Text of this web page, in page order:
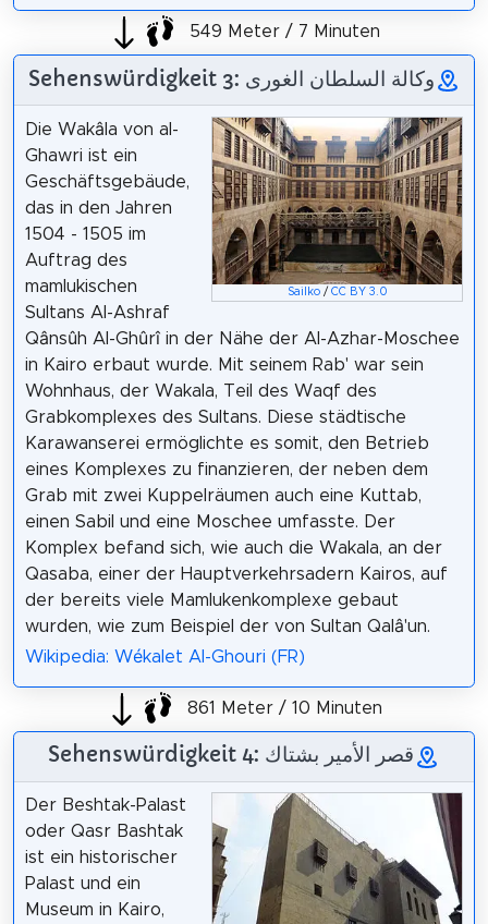
549 Meter / 7 Minuten
Sehenswürdigkeit 3: وكالة السلطان الغورى
Sailko/ CC BY 3.0
Die Wakâla von al-
Ghawri ist ein
Geschäftsgebäude,
das in den Jahren
1504 - 1505 im
Auftrag des
mamlukischen
Sultans Al-Ashraf
Qânsûh Al-Ghûrî in der Nähe der Al-Azhar-Moschee
in Kairo erbaut wurde. Mit seinem Rab' war sein
Wohnhaus, der Wakala, Teil des Waqf des
Grabkomplexes des Sultans. Diese städtische
Karawanserei ermöglichte es somit, den Betrieb
eines Komplexes zu finanzieren, der neben dem
Grab mit zwei Kuppelräumen auch eine Kuttab,
einen Sabil und eine Moschee umfasste. Der
Komplex befand sich, wie auch die Wakala, an der
Qasaba, einer der Hauptverkehrsadern Kairos, auf
der bereits viele Mamlukenkomplexe gebaut
wurden, wie zum Beispiel der von Sultan Qalâ'un.
Wikipedia: Wékalet Al-Ghouri (FR)
861 Meter / 10 Minuten
Sehenswürdigkeit 4: قصر الأمير بشتاك
Der Beshtak-Palast
oder Qasr Bashtak
ist ein historischer
Palast und ein
Museum in Kairo,